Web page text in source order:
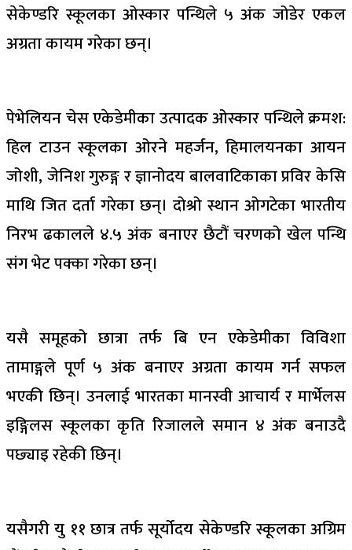
सेकेण्डरि स्कूलका ओस्कार पन्थिले ५ अंक जोडेर एकल
अग्रता कायम गरेका छन्।
पेभेलियन चेस एकेडेमीका उत्पादक ओस्कार पन्थिले क्रमश:
हिल टाउन स्कूलका ओरने महर्जन, हिमालयनका आयन
जोशी, जेनिश गुरुङ्ग र ज्ञानोदय बालवाटिकाका प्रविर केसि
माथि जित दर्ता गरेका छन्। दोश्रो स्थान ओगटेका भारतीय
निरभ ढकालले ४.५ अंक बनाएर छैटौं चरणको खेल पन्थि
संग भेट पक्का गरेका छन्।
यसै समूहको छात्रा तर्फ बि एन एकेडेमीका विविशा
तामाङ्गले पूर्ण ५ अंक बनाएर अग्रता कायम गर्न सफल
भएकी छिन्। उनलाई भारतका मानस्वी आचार्य र मार्भेलस
इङ्गिलस स्कूलका कृति रिजालले समान ४ अंक बनाउदै
पछ्याइ रहेकी छिन्।
यसैगरी यु ११ छात्र तर्फ सूर्योदय सेकेण्डरि स्कूलका अग्रिम